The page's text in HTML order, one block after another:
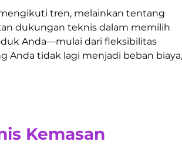
tren, melainkan tentang
dukungan teknis dalam memilih
Anda—mulai dari fleksibilitas
tidak lagi menjadi beban biaya,
Kemasan